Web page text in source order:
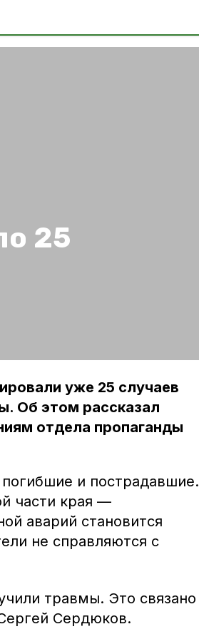
25
уже 25 случаев
Об этом рассказал
отдела пропаганды
и пострадавшие.
части края —
аварий становится
не справляются с
травмы. Это связано
Сердюков.